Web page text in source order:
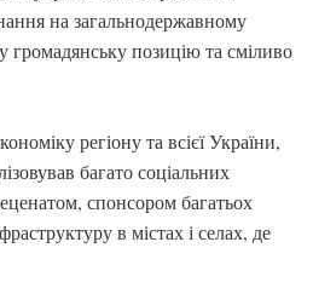
на загальнодержавному
громадянську позицію та сміливо
регіону та всієї України,
багато соціальних
спонсором багатьох
в містах і селах, де